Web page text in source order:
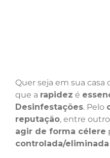
Quer seja em sua
que a rapidez é
Desinfestações. Pelo
reputação, entre
agir de forma célere
controlada/eliminada